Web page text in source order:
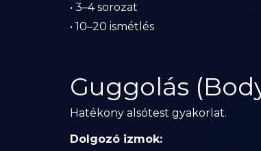
• 3–4 sorozat
• 10–20 ismétlés
Guggolás
Hatékony alsótest gyakorlat.
Dolgozó izmok: